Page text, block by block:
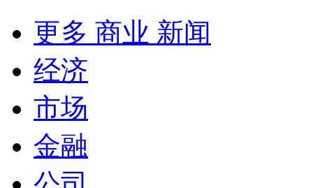
更多 商业 新闻
经济
市场
金融